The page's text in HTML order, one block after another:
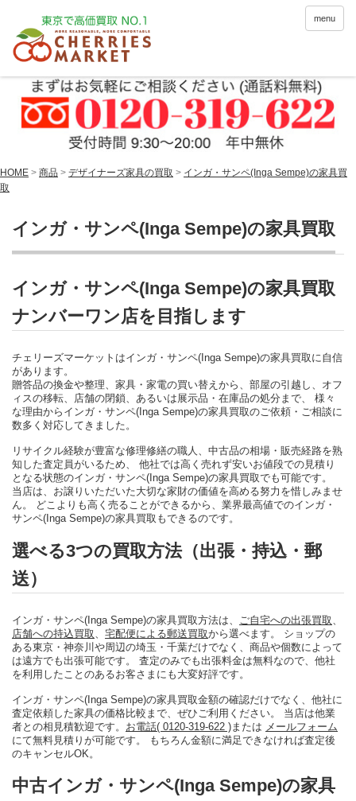
menu
HOME > 商品 > デザイナーズ家具の買取 > インガ・サンペ(Inga Sempe)の家具買
取
インガ・サンペ(Inga Sempe)の家具買取
インガ・サンペ(Inga Sempe)の家具買取
ナンバーワン店を目指します
チェリーズマーケットはインガ・サンペ(Inga Sempe)の家具買取に自信
があります。
贈答品の換金や整理、家具・家電の買い替えから、部屋の引越し、オフ
ィスの移転、店舗の閉鎖、あるいは展示品・在庫品の処分まで、 様々
な理由からインガ・サンペ(Inga Sempe)の家具買取のご依頼・ご相談に
数多く対応してきました。
リサイクル経験が豊富な修理修繕の職人、中古品の相場・販売経路を熟
知した査定員がいるため、 他社では高く売れず安いお値段での見積り
となる状態のインガ・サンペ(Inga Sempe)の家具買取でも可能です。
当店は、お譲りいただいた大切な家財の価値を高める努力を惜しみませ
ん。 どこよりも高く売ることができるから、業界最高値でのインガ・
サンペ(Inga Sempe)の家具買取もできるのです。
選べる3つの買取方法（出張・持込・郵
送）
インガ・サンペ(Inga Sempe)の家具買取方法は、 ご自宅への出張買取
店舗への持込買取
宅配便による郵送買取から選べます。 ショップの
ある東京・神奈川や周辺の埼玉・千葉だけでなく、商品や個数によって
は遠方でも出張可能です。 査定のみでも出張料金は無料なので、他社
を利用したことのあるお客さまにも大変好評です。
インガ・サンペ(Inga Sempe)の家具買取金額の確認だけでなく、他社に
査定依頼した家具の価格比較まで、ぜひご利用ください。 当店は他業
者との相見積歓迎です。 お電話( 0120-319-622 ) または メールフォーム
にて無料見積りが可能です。 もちろん金額に満足できなければ査定後
のキャンセルOK。
中古インガ・サンペ(Inga Sempe)の家具